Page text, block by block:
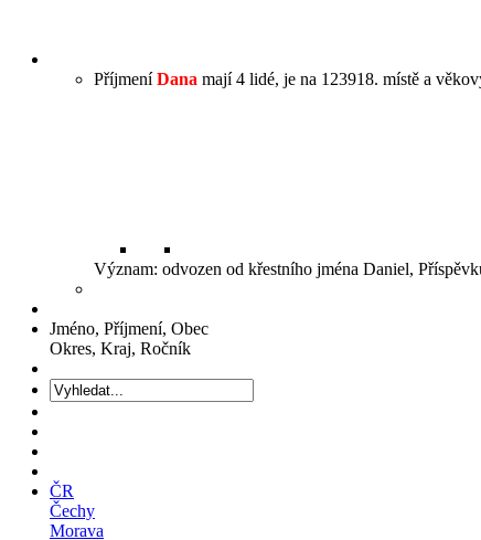
PříjmeníDana mají 4 lidé, je na 123918. místě a
Význam: odvozen od křestního jména Daniel,
Jméno, Příjmení, Obec
Okres, Kraj, Ročník
ČR
Čechy
Morava